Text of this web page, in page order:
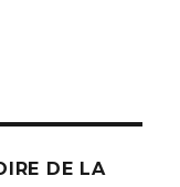
DE LA